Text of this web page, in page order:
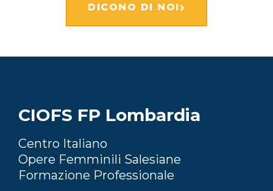
DICONO DI NOI
CIOFS FP Lombardia
Centro Italiano
Opere Femminili Salesiane
Formazione Professionale